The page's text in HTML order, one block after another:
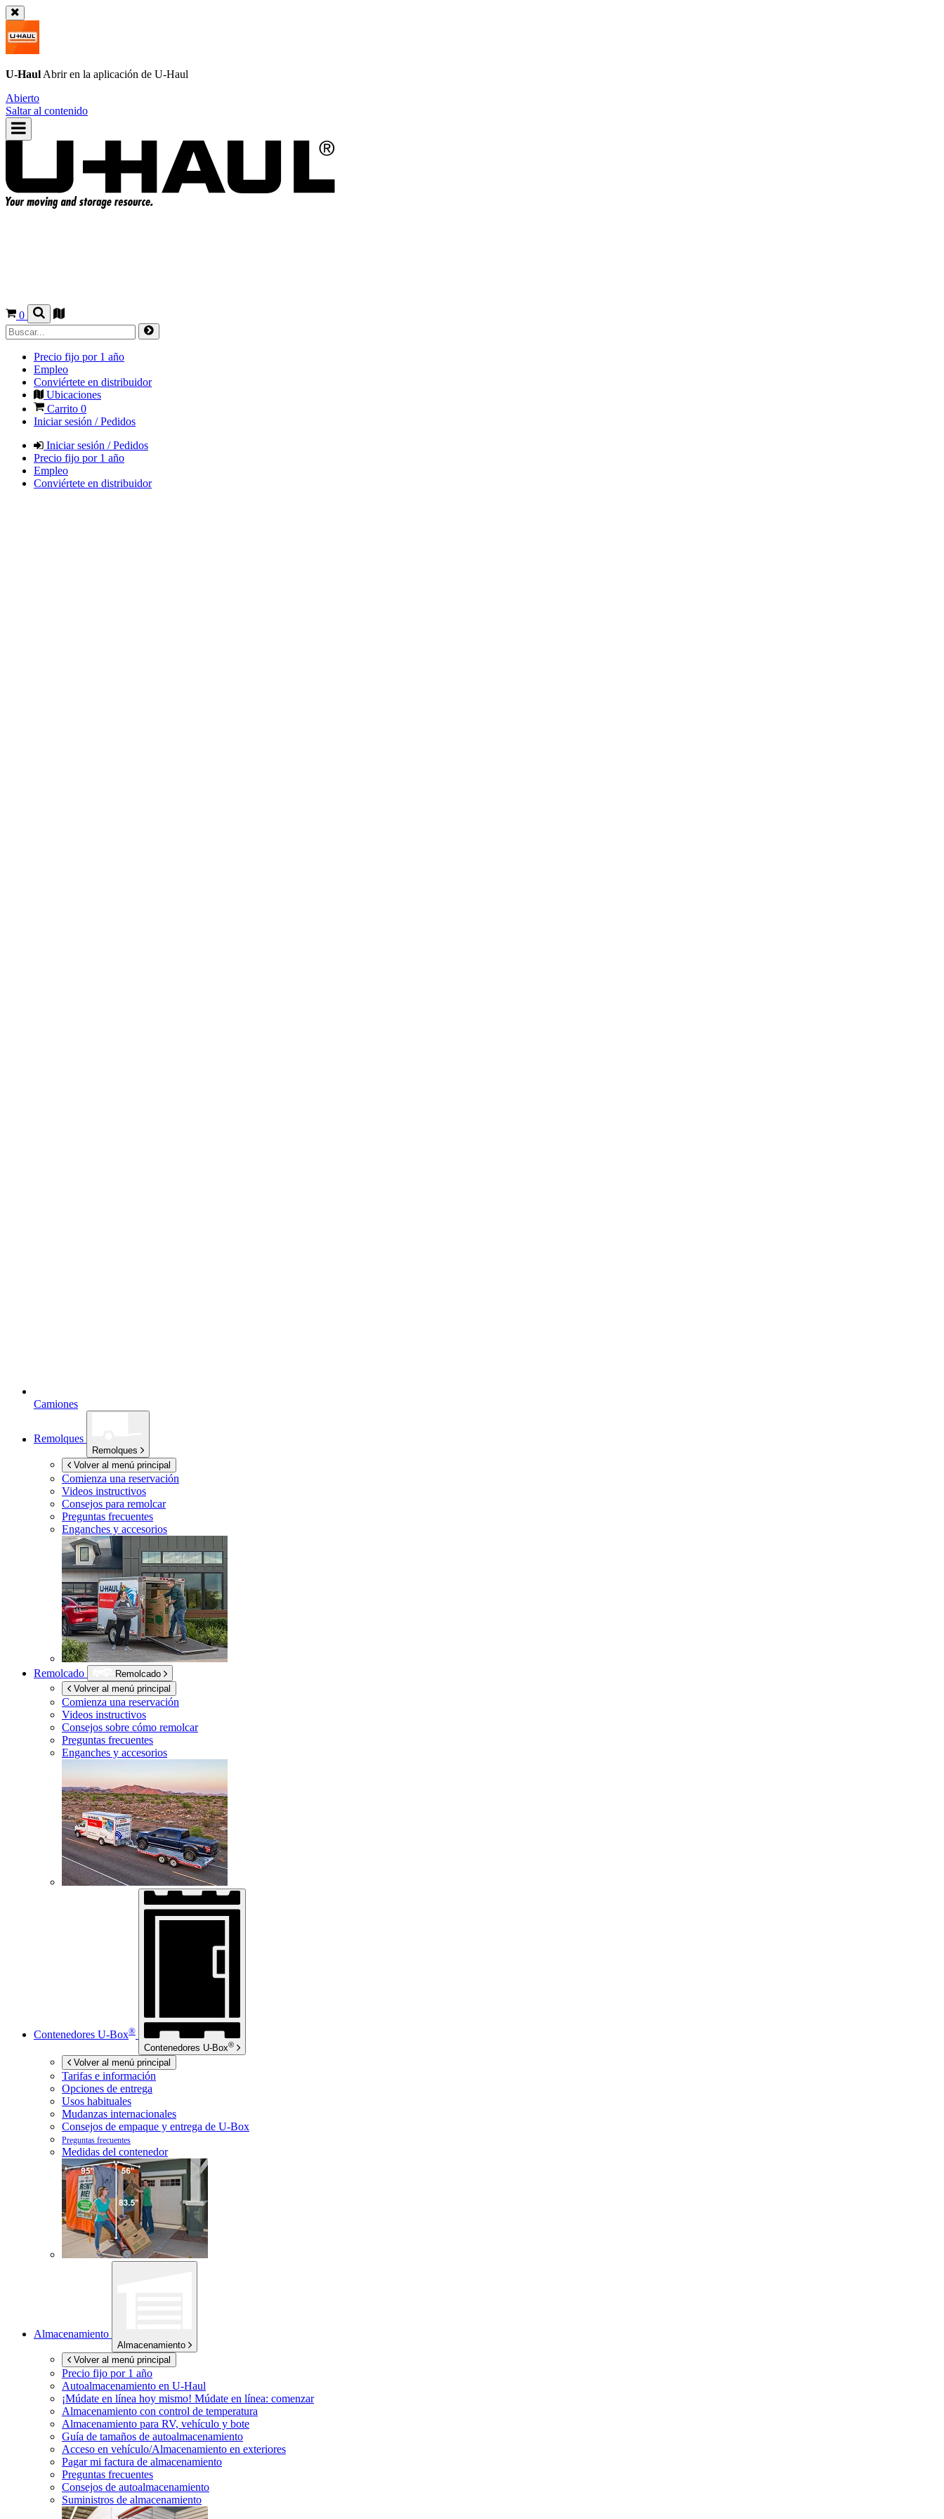
U-Haul Abrir en la aplicación de U-Haul
Abierto
Saltar al contenido
0
Precio fijo por 1 año
Empleo
Conviértete en distribuidor
Ubicaciones
Carrito 0
Iniciar sesión / Pedidos
Iniciar sesión / Pedidos
Precio fijo por 1 año
Empleo
Conviértete en distribuidor
Camiones
Remolques
Remolques
Volver al menú principal
Comienza una reservación
Videos instructivos
Consejos para remolcar
Preguntas frecuentes
Enganches y accesorios
Remolcado
Remolcado
Volver al menú principal
Comienza una reservación
Videos instructivos
Consejos sobre cómo remolcar
Preguntas frecuentes
Enganches y accesorios
Contenedores U-Box®
Contenedores U-Box®
Volver al menú principal
Tarifas e información
Opciones de entrega
Usos habituales
Mudanzas internacionales
Consejos de empaque y entrega de U-Box
Preguntas frecuentes
Medidas del contenedor
Almacenamiento
Almacenamiento
Volver al menú principal
Precio fijo por 1 año
Autoalmacenamiento en U-Haul
¡Múdate en línea hoy mismo! Múdate en línea: comenzar
Almacenamiento con control de temperatura
Almacenamiento para RV, vehículo y bote
Guía de tamaños de autoalmacenamiento
Acceso en vehículo/Almacenamiento en exteriores
Pagar mi factura de almacenamiento
Preguntas frecuentes
Consejos de autoalmacenamiento
Suministros de almacenamiento